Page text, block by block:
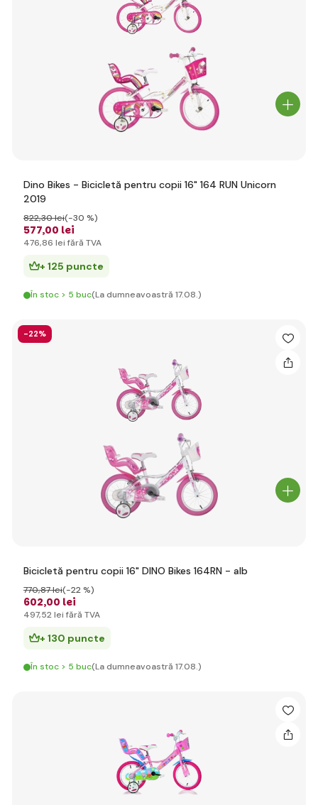
Dino Bikes - Bicicletă pentru copii 16" 164 RUN Unicorn
2019
577,00 lei
822,30 lei(-30 %)
476,86 lei fără TVA
+ 125 puncte
În stoc > 5 buc(La dumneavoastră 17.08.)
-22%
Bicicletă pentru copii 16" DINO Bikes 164RN - alb
602,00 lei
770,87 lei(-22 %)
497,52 lei fără TVA
+ 130 puncte
În stoc > 5 buc(La dumneavoastră 17.08.)